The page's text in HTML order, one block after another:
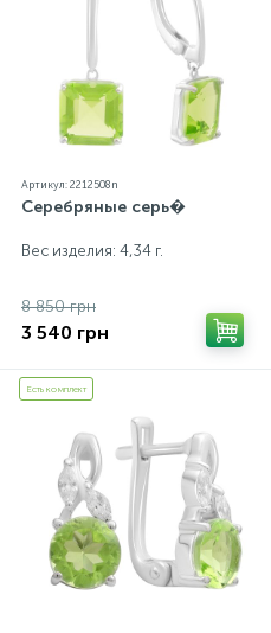
Артикул: 2212508n
Серебряные серь�
Вес изделия: 4,34 г.
8 850 грн
3 540 грн
Есть комплект